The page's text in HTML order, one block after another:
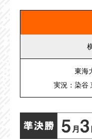
東海
実況：染谷